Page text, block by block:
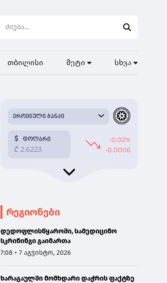
თბილისი მეტი სხვა
რეგიონები
დედოფლისწყაროში, სამედიცინო
სკრინინგი გაიმართა
7:08 • 7 აგვისტო, 2026
ხარაგაულში მომხდარი დაჭრის ფაქტზე